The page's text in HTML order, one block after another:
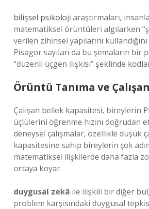
bilişsel psikoloji araştırmaları,
matematiksel örüntüleri algılarken
verilen zihinsel yapılarını
Pisagor sayıları da bu şemaların bir
“düzenli üçgen ilişkisi” şeklinde
Örüntü Tanıma ve
Çalışan bellek kapasitesi, bireylerin
üçlülerini öğrenme hızını doğrudan
deneysel çalışmalar, özellikle düşük
kapasitesine sahip bireylerin çok
matematiksel ilişkilerde daha fazla
ortaya koyar.
duygusal zekâ ile ilişkili bir diğer
problem karşısındaki duygusal